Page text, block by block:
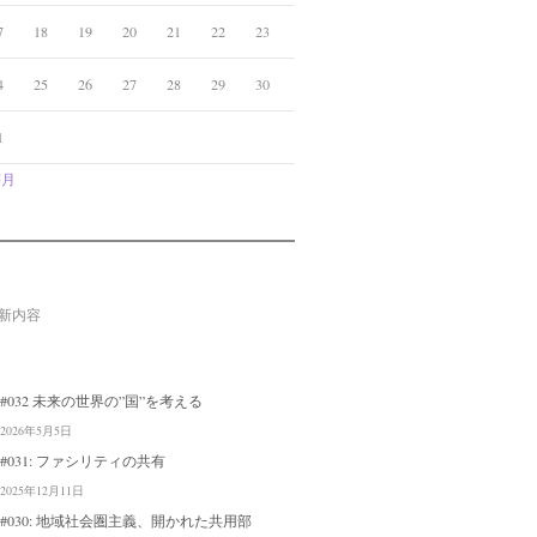
18 19 20 21 22 23
25 26 27 28 29 30
内容
#032 未来の世界の”国”を考える
2026年5月5日
#031: ファシリティの共有
2025年12月11日
#030: 地域社会圏主義、開かれた共用部